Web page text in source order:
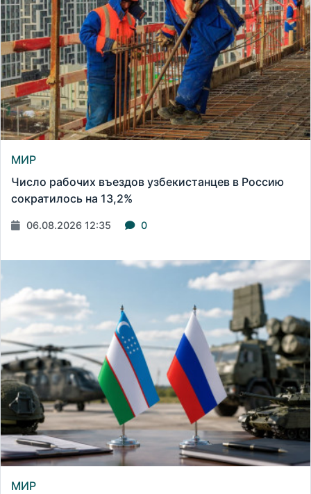
МИР
Число рабочих въездов узбекистанцев в Россию
сократилось на 13,2%
06.08.2026 12:35 0
МИР